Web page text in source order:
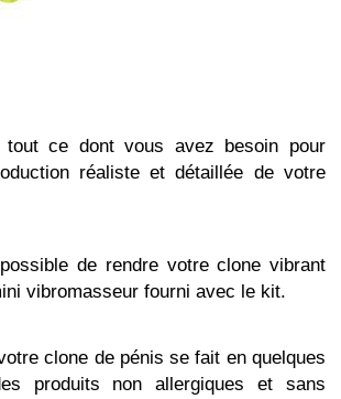
tout ce dont vous avez besoin pour
réaliste et détaillée de votre
de rendre votre clone vibrant
vibromasseur fourni avec le kit.
clone de pénis se fait en quelques
produits non allergiques et sans